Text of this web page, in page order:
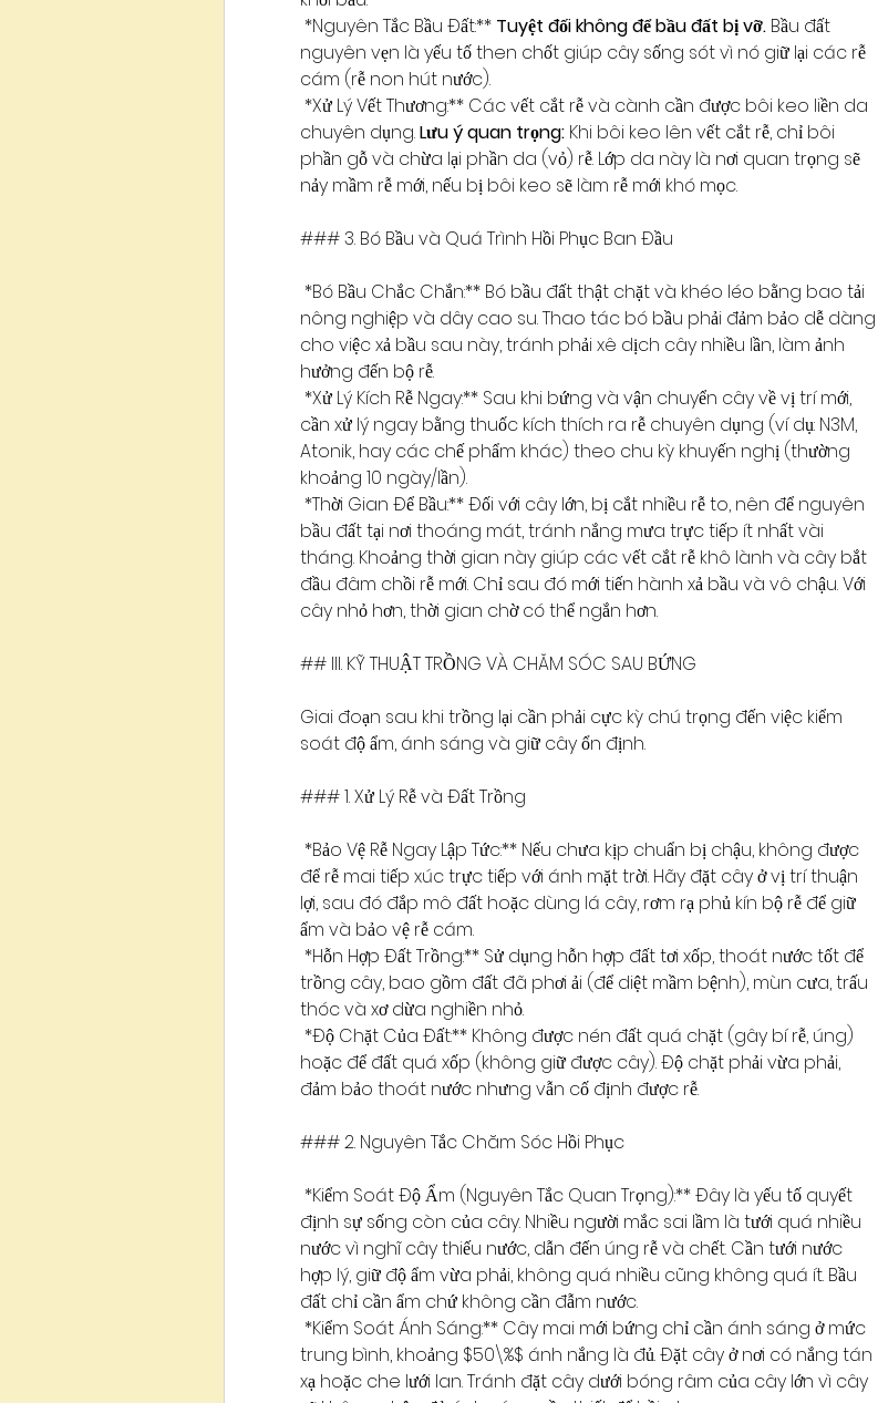
*Nguyên Tắc Bầu Đất:** Tuyệt đối không để bầu đất bị vỡ. Bầu đất
nguyên vẹn là yếu tố then chốt giúp cây sống sót vì nó giữ lại các rễ
cám (rễ non hút nước).
*Xử Lý Vết Thương:** Các vết cắt rễ và cành cần được bôi keo liền da
chuyên dụng. Lưu ý quan trọng: Khi bôi keo lên vết cắt rễ, chỉ bôi
phần gỗ và chừa lại phần da (vỏ) rễ. Lớp da này là nơi quan trọng sẽ
nảy mầm rễ mới, nếu bị bôi keo sẽ làm rễ mới khó mọc.
### 3. Bó Bầu và Quá Trình Hồi Phục Ban Đầu
*Bó Bầu Chắc Chắn:** Bó bầu đất thật chặt và khéo léo bằng bao tải
nông nghiệp và dây cao su. Thao tác bó bầu phải đảm bảo dễ dàng
cho việc xả bầu sau này, tránh phải xê dịch cây nhiều lần, làm ảnh
hưởng đến bộ rễ.
*Xử Lý Kích Rễ Ngay:** Sau khi bứng và vận chuyển cây về vị trí mới,
cần xử lý ngay bằng thuốc kích thích ra rễ chuyên dụng (ví dụ: N3M,
Atonik, hay các chế phẩm khác) theo chu kỳ khuyến nghị (thường
khoảng 10 ngày/lần).
*Thời Gian Để Bầu:** Đối với cây lớn, bị cắt nhiều rễ to, nên để nguyên
bầu đất tại nơi thoáng mát, tránh nắng mưa trực tiếp ít nhất vài
tháng. Khoảng thời gian này giúp các vết cắt rễ khô lành và cây bắt
đầu đâm chồi rễ mới. Chỉ sau đó mới tiến hành xả bầu và vô chậu. Với
cây nhỏ hơn, thời gian chờ có thể ngắn hơn.
## III. KỸ THUẬT TRỒNG VÀ CHĂM SÓC SAU BỨNG
Giai đoạn sau khi trồng lại cần phải cực kỳ chú trọng đến việc kiểm
soát độ ẩm, ánh sáng và giữ cây ổn định.
### 1. Xử Lý Rễ và Đất Trồng
*Bảo Vệ Rễ Ngay Lập Tức:** Nếu chưa kịp chuẩn bị chậu, không được
để rễ mai tiếp xúc trực tiếp với ánh mặt trời. Hãy đặt cây ở vị trí thuận
lợi, sau đó đắp mô đất hoặc dùng lá cây, rơm rạ phủ kín bộ rễ để giữ
ẩm và bảo vệ rễ cám.
*Hỗn Hợp Đất Trồng:** Sử dụng hỗn hợp đất tơi xốp, thoát nước tốt để
trồng cây, bao gồm đất đã phơi ải (để diệt mầm bệnh), mùn cưa, trấu
thóc và xơ dừa nghiền nhỏ.
*Độ Chặt Của Đất:** Không được nén đất quá chặt (gây bí rễ, úng)
hoặc để đất quá xốp (không giữ được cây). Độ chặt phải vừa phải,
đảm bảo thoát nước nhưng vẫn cố định được rễ.
### 2. Nguyên Tắc Chăm Sóc Hồi Phục
*Kiểm Soát Độ Ẩm (Nguyên Tắc Quan Trọng):** Đây là yếu tố quyết
định sự sống còn của cây. Nhiều người mắc sai lầm là tưới quá nhiều
nước vì nghĩ cây thiếu nước, dẫn đến úng rễ và chết. Cần tưới nước
hợp lý, giữ độ ẩm vừa phải, không quá nhiều cũng không quá ít. Bầu
đất chỉ cần ẩm chứ không cần đẫm nước.
*Kiểm Soát Ánh Sáng:** Cây mai mới bứng chỉ cần ánh sáng ở mức
trung bình, khoảng $50\%$ ánh nắng là đủ. Đặt cây ở nơi có nắng tán
xạ hoặc che lưới lan. Tránh đặt cây dưới bóng râm của cây lớn vì cây